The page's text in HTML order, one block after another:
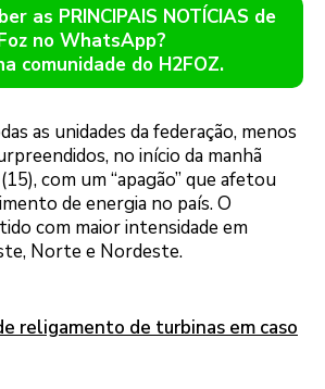
as PRINCIPAIS NOTÍCIAS de
no WhatsApp?
comunidade do H2FOZ.
as unidades da federação, menos
no início da manhã
com um “apagão” que afetou
de energia no país. O
com maior intensidade em
Norte e Nordeste.
religamento de turbinas em caso